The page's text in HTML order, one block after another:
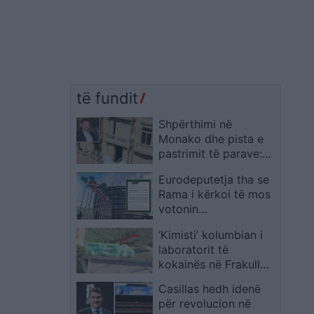
të fundit
Shpërthimi në
Monako dhe pista e
pastrimit të parave:
Ermolaev, oligarku
ukrainas i mbetur i
plagosur
Eurodeputetja tha se
Rama i kërkoi të mos
votonin
zbardhet email-i
drejtuar ligjvënësve
evropianë: Mos i
mbështesni, janë
rezultat i një fushate
‘Kimisti’ kolumbian i
laboratorit të
kokainës në Frakull
burg
Casillas hedh idenë
për revolucion në